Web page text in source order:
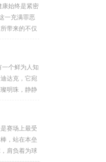
阵，游戏中
身躯魁梧，
城墙，为队
的邪恶势
验，不断成
穴，还是在
始终是紧密
一充满罪恶
带来的不仅
工厂”并非
的，秘密设
地方，这些
外衣，实则
来过惨痛的
曾利用细
个鲜为人知
达克，它宛
明珠，静静
迪达克位于
像是大自然
峰上终年积
刺眼的银
赛场上最受
，站在本垒
肩负着为球